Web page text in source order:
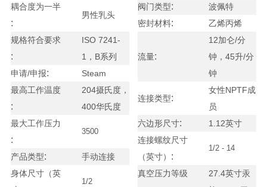
耦合度为一半
:
男性乳头
规格符合要求
:
ISO 7241-
1，B系列
申请/申报:
Steam
最高工作温度
:
204摄氏度，
400华氏度
最大工作压力
:
3500
产品类型:
手动连接
身体尺寸（英
1/2
阀门类型:
波佩特
密封材料: 乙烯丙烯
流量:
12加仑/分
钟，45升/分
钟
连接类型:
女性NPTF成
员
六边形尺寸:
1.12英寸
连接螺纹尺寸
（英寸） :
1/2 - 14
真空压力等级
27.4英寸汞